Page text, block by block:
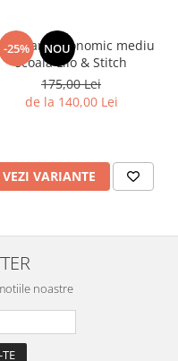
-25% NOU
ergonomic mediu
scoala Lilo & Stitch
175,00 Lei
de la 140,00 Lei
VEZI VARIANTE
noastre